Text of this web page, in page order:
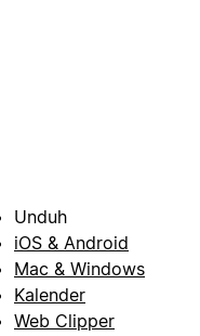
Unduh
iOS & Android
Mac & Windows
Kalender
Web Clipper